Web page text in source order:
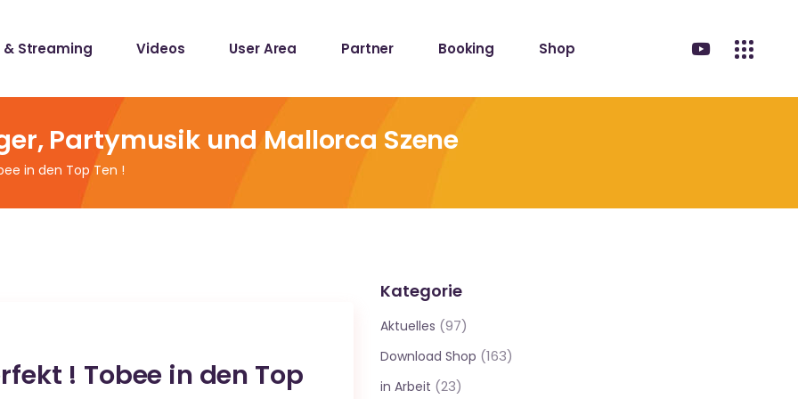
& Streaming Videos User Area Partner Booking Shop
Partymusik und Mallorca Szene
in den Top Ten !
! Tobee in den Top
Kategorie
Aktuelles (97)
Download Shop (163)
in Arbeit (23)